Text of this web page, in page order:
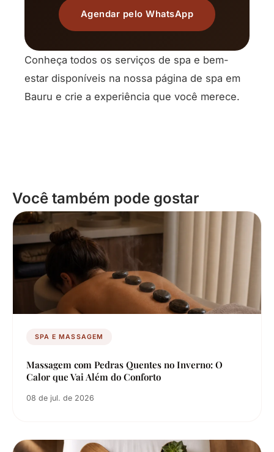
Agendar pelo WhatsApp
Conheça todos os serviços de spa e bem-
estar disponíveis na nossa página de spa em
Bauru e crie a experiência que você merece.
Você também pode gostar
SPA E MASSAGEM
Massagem com Pedras Quentes no Inverno: O
Calor que Vai Além do Conforto
08 de jul. de 2026